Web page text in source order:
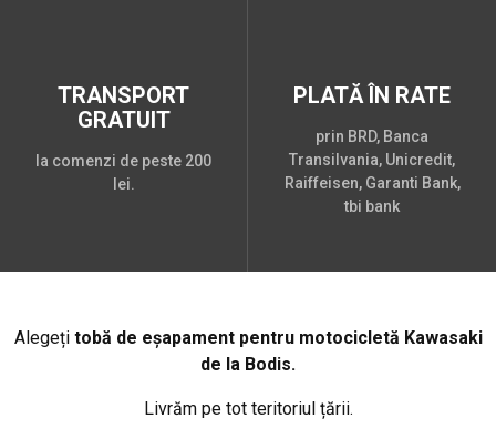
TRANSPORT
GRATUIT
la comenzi de peste 200
lei.
PLATĂ ÎN RATE
prin BRD, Banca
Transilvania, Unicredit,
Raiffeisen, Garanti Bank,
tbi bank
Alegeți tobă de eșapament pentru motocicletă Kawasaki
de la Bodis.
Livrăm pe tot teritoriul țării.